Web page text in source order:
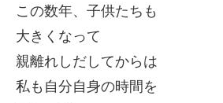
この数年、子供たちも
大きくなって
親離れしだしてからは
私も自分自身の時間を